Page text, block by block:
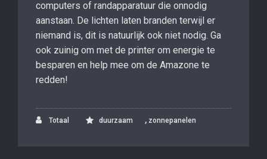
computers of randapparatuur die onnodig
aanstaan. De lichten laten branden terwijl er
niemand is, dit is natuurlijk ook niet nodig. Ga
ook zuinig om met de printer om energie te
besparen en help mee om de Amazone te
redden!
Totaal duurzaam , zonnepanelen